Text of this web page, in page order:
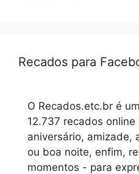
Recados para
O Recados.etc.br é
12.737 recados online
aniversário, amizade,
ou boa noite, enfim,
momentos - para